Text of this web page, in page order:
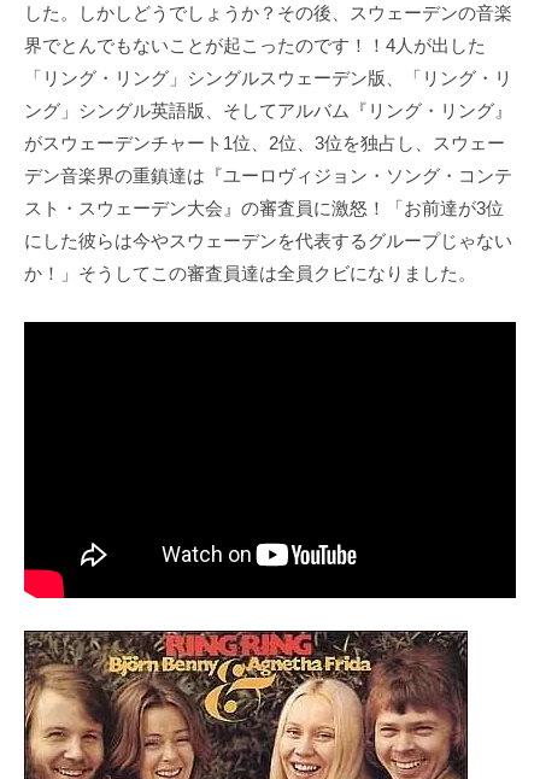
した。しかしどうでしょうか？その後、スウェーデンの音楽
界でとんでもないことが起こったのです！！4人が出した
「リング・リング」シングルスウェーデン版、「リング・リ
ング」シングル英語版、そしてアルバム『リング・リング』
がスウェーデンチャート1位、2位、3位を独占し、スウェー
デン音楽界の重鎮達は『ユーロヴィジョン・ソング・コンテ
スト・スウェーデン大会』の審査員に激怒！「お前達が3位
にした彼らは今やスウェーデンを代表するグループじゃない
か！」そうしてこの審査員達は全員クビになりました。